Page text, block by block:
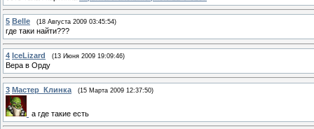
5 Belle (18 Августа 2009 03:45:54)
где таки найти???
4 IceLizard (13 Июня 2009 19:09:46)
Вера в Орду
3 Мастер_Клинка (15 Марта 2009 12:37:50)
а где такие есть